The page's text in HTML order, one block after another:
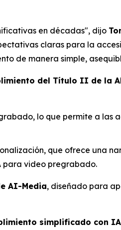
en décadas", dijo
claras para la
de manera simple,
del Título II de la
lo que permite a las
que ofrece una
para video pregrabado.
AI-Media, diseñado para
simplificado con